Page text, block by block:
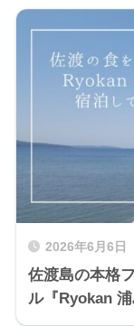
2026年6月6日
佐渡島の本格
ル『Ryokan